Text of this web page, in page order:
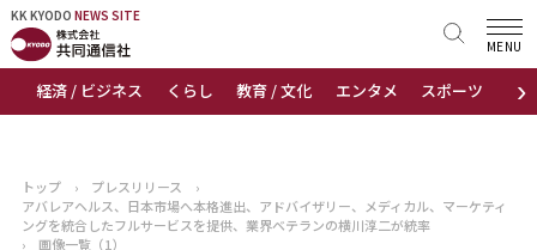
KK KYODO NEWS SITE
›
経済 / ビジネス くらし 教育 / 文化 エンタメ スポーツ 地域
MENU
KK KYODONEWS SITE
トップページ
ニュース
トップ › プレスリリース
›
アバレアヘルス、日本市場へ本格進出、アドバイザリー、メディカル、マーケティ
ングを統合したフルサービスを提供、業界ベテランの横川淳二が統率
›
画像一覧（1）